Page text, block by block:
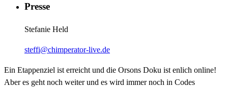
Presse
Stefanie Held
steffi@chimperator-live.de
Ein Etappenziel ist erreicht und die Orsons Doku ist enlich online!
Aber es geht noch weiter und es wird immer noch in Codes